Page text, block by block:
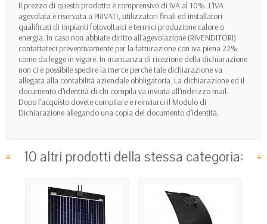
Il prezzo di questo prodotto è comprensivo di IVA al 10%. L'IVA
agevolata è riservata a PRIVATI, utilizzatori finali ed installatori
qualificati di impianti fotovoltaici e termici produzione calore o
energia. In caso non abbiate diritto all'agevolazione (RIVENDITORI)
contattateci preventivamente per la fatturazione con iva piena 22%
come da legge in vigore. In mancanza di ricezione della dichiarazione
non ci è possibile spedire la merce perchè tale dichiarazione va
allegata alla contabilità aziendale obbligatoria. La dichiarazione ed il
documento d'identità di chi compila va inviata all'indirizzo mail.
Dopo l'acquisto dovete compilare e reinviarci il Modulo di
Dichiarazione allegando una copia del documento d'identità.
10 altri prodotti della stessa categoria: